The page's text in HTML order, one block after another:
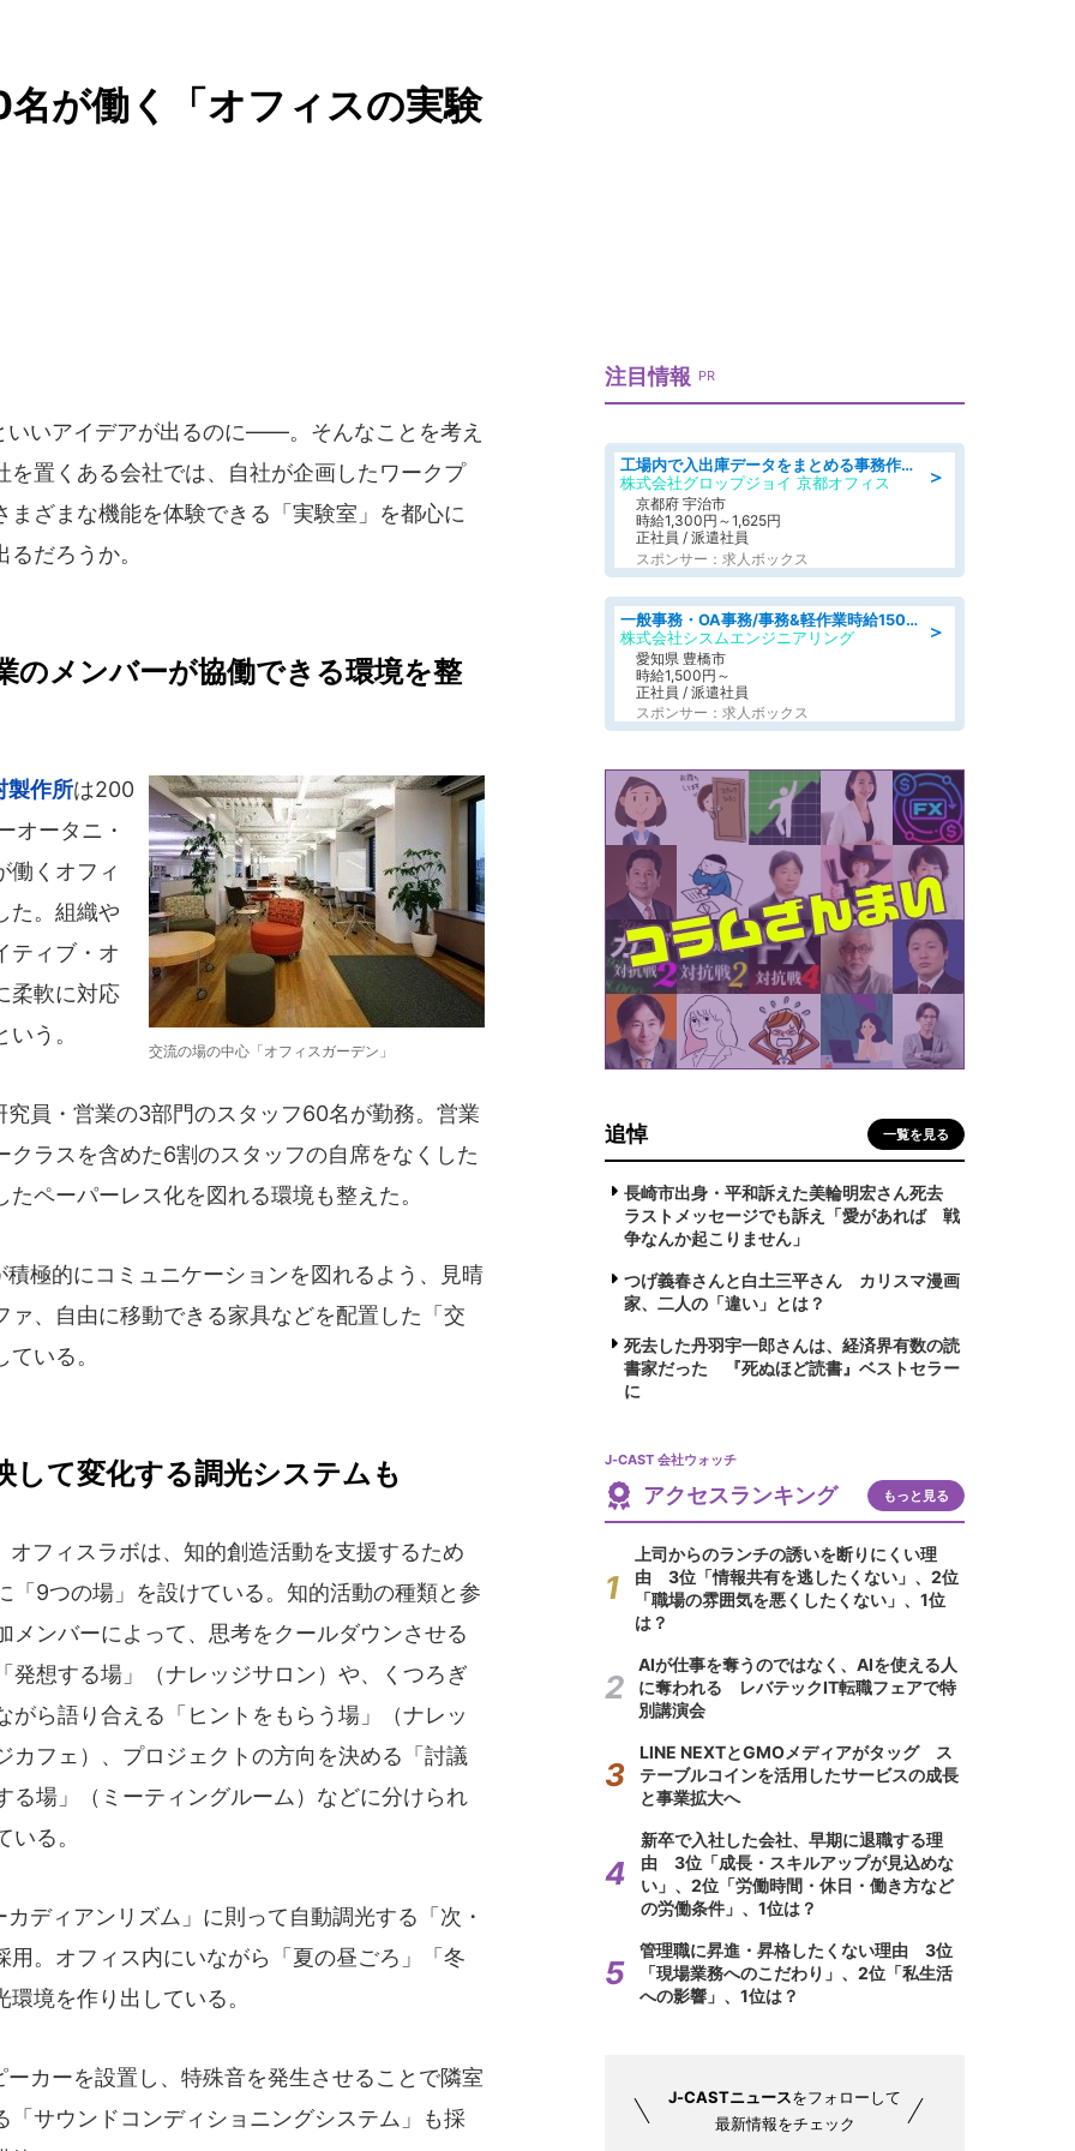
が働く「オフィスの実験
いアイデアが出るのに――。そんなことを考え
置くある会社では、自社が企画したワークプ
ざまな機能を体験できる「実験室」を都心に
だろうか。
のメンバーが協働できる環境を整
交流の場の中心「オフィスガーデン」
製作所は200
オータニ・
働くオフィ
た。組織や
ティブ・オ
柔軟に対応
う。
員・営業の3部門のスタッフ60名が勤務。営業
ラスを含めた6割のスタッフの自席をなくした
ペーパーレス化を図れる環境も整えた。
極的にコミュニケーションを図れるよう、見晴
、自由に移動できる家具などを配置した「交
いる。
して変化する調光システムも
フィスラボは、知的創造活動を支援するため
「9つの場」を設けている。知的活動の種類と参
メンバーによって、思考をクールダウンさせる
発想する場」（ナレッジサロン）や、くつろぎ
がら語り合える「ヒントをもらう場」（ナレッ
カフェ）、プロジェクトの方向を決める「討議
る場」（ミーティングルーム）などに分けられ
いる。
ディアンリズム」に則って自動調光する「次・
。オフィス内にいながら「夏の昼ごろ」「冬
境を作り出している。
カーを設置し、特殊音を発生させることで隣室
サウンドコンディショニングシステム」も採
注目情報 PR
＞
工場内で入出庫データをまとめる事務作業/車通勤OK/交通費支給/食堂あり
株式会社グロップジョイ 京都オフィス
京都府 宇治市
時給1,300円～1,625円
正社員 / 派遣社員
スポンサー：求人ボックス
＞
一般事務・OA事務/事務&軽作業時給1500円土日祝休み各種社保完備
株式会社シスムエンジニアリング
愛知県 豊橋市
時給1,500円～
正社員 / 派遣社員
スポンサー：求人ボックス
追悼 一覧を見る
長崎市出身・平和訴えた美輪明宏さん死去
ラストメッセージでも訴え「愛があれば 戦
争なんか起こりません」
つげ義春さんと白土三平さん カリスマ漫画
家、二人の「違い」とは？
死去した丹羽宇一郎さんは、経済界有数の読
書家だった 『死ぬほど読書』ベストセラー
に
J-CAST 会社ウォッチ
アクセスランキング もっと見る
上司からのランチの誘いを断りにくい理
由 3位「情報共有を逃したくない」、2位
「職場の雰囲気を悪くしたくない」、1位
は？
AIが仕事を奪うのではなく、AIを使える人
に奪われる レバテックIT転職フェアで特
別講演会
LINE NEXTとGMOメディアがタッグ ス
テーブルコインを活用したサービスの成長
と事業拡大へ
新卒で入社した会社、早期に退職する理
由 3位「成長・スキルアップが見込めな
い」、2位「労働時間・休日・働き方など
の労働条件」、1位は？
管理職に昇進・昇格したくない理由 3位
「現場業務へのこだわり」、2位「私生活
への影響」、1位は？
J-CASTニュースをフォローして
最新情報をチェック